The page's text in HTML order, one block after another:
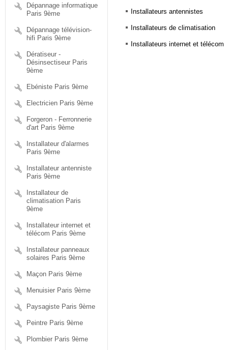
Dépannage informatique
Paris 9ème
Dépannage télévision-
hifi Paris 9ème
Dératiseur -
Désinsectiseur Paris
9ème
Ebéniste Paris 9ème
Electricien Paris 9ème
Forgeron - Ferronnerie
d'art Paris 9ème
Installateur d'alarmes
Paris 9ème
Installateur antenniste
Paris 9ème
Installateur de
climatisation Paris
9ème
Installateur internet et
télécom Paris 9ème
Installateur panneaux
solaires Paris 9ème
Maçon Paris 9ème
Menuisier Paris 9ème
Paysagiste Paris 9ème
Peintre Paris 9ème
Plombier Paris 9ème
Installateurs antennistes
Installateurs de climatisation
Installateurs internet et télécom